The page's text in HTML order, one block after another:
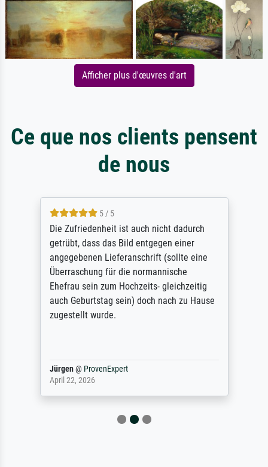
Afficher plus d'œuvres d'art
Ce que nos clients pensent
de nous
5 / 5
Die Zufriedenheit ist auch nicht dadurch
getrübt, dass das Bild entgegen einer
angegebenen Lieferanschrift (sollte eine
Überraschung für die normannische
Ehefrau sein zum Hochzeits- gleichzeitig
auch Geburtstag sein) doch nach zu Hause
zugestellt wurde.
Jürgen@ ProvenExpert
April 22, 2026